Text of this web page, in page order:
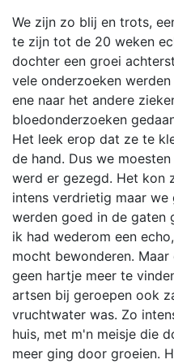
We zijn zo blij en trots,
te zijn tot de 20 weken
dochter een groei
vele onderzoeken
ene naar het andere
bloedonderzoeken
Het leek erop dat ze te
de hand. Dus we
werd er gezegd. Het kon
intens verdrietig maar
werden goed in de gaten
ik had wederom een
mocht bewonderen.
geen hartje meer te
artsen bij geroepen ook
vruchtwater was. Zo
huis, met m'n meisje die
meer ging door groeien.